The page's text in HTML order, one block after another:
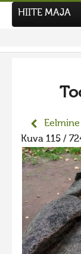
Uudised
Tegutse
Kuvavõistlused
UUS
Hiite
VANEMAD
Hiite
HIITE MAJA
Eelmine
Kuva 115 /